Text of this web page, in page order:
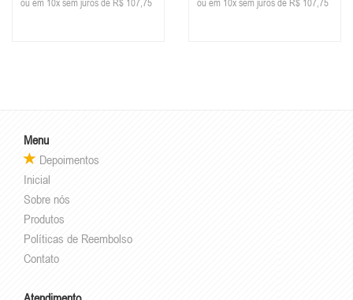
ou em 10x sem juros de R$ 107,75
ou em 10x sem juros de R$ 107,75
Menu
Depoimentos
Inicial
Sobre nós
Produtos
Políticas de Reembolso
Contato